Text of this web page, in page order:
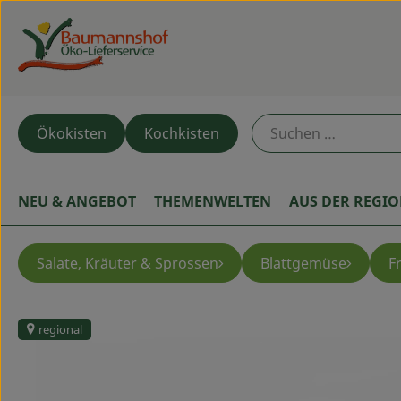
Ökokisten Kochkisten
NEU & ANGEBOT THEMENWELTEN AUS DER
Salate, Kräuter & Sprossen Blattgemüse
regional